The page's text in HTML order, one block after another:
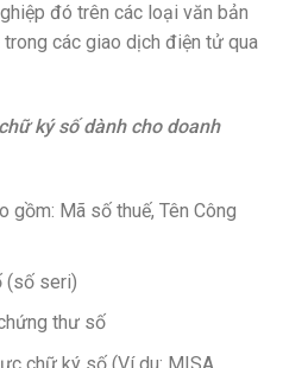
đó trên các loại văn bản
các giao dịch điện tử qua
ký số dành cho doanh
gồm: Mã số thuế, Tên Công
(số seri)
thư số
chữ ký số (Ví du: MISA